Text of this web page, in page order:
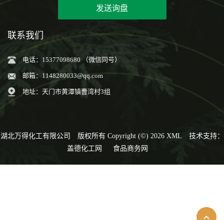
发送询盘
联系我们
电话：15377098680 （微信同号）
邮箱： 1148280033@qq.com
地址：天门市黄潭镇曹湾村3组
湖北万得化工有限公司 版权所有 Copyright (©) 2026 XML
技术支持：
盖德化工网
食品商务网